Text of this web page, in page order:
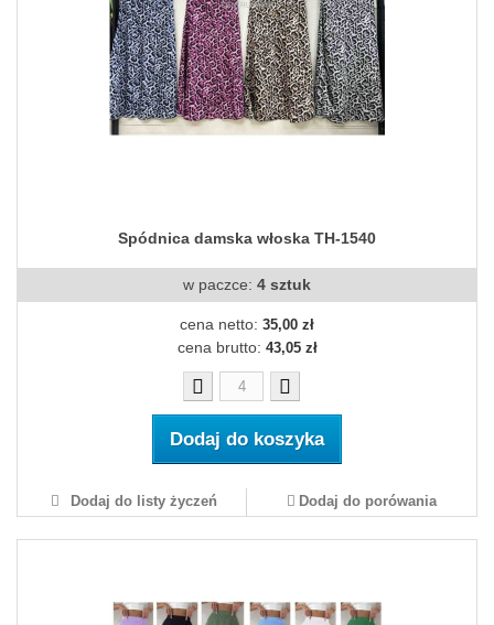
Spódnica damska włoska TH-1540
w paczce: 4 sztuk
cena netto: 35,00 zł
cena brutto: 43,05 zł
Dodaj do koszyka
Dodaj do listy życzeń Dodaj do porówania